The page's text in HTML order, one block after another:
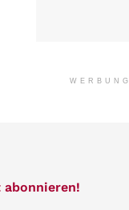
WERBUNG